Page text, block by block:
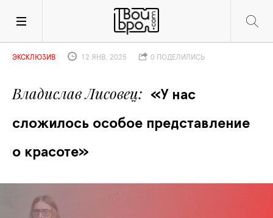
Владислав Лисовец
«У нас
сложилось особое представление
о красоте»
ЭКСКЛЮЗИВ 12 ЯНВ. 2025 0 ПОДЕЛИЛИСЬ